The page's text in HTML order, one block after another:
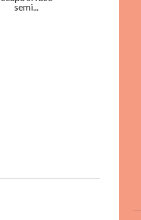
semi...